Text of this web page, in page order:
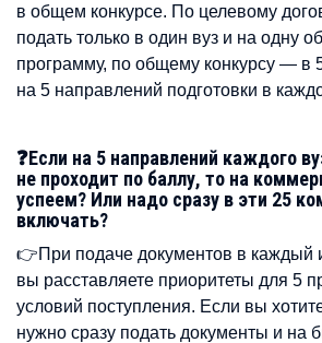
в общем конкурсе. По целевому
подать только в один вуз и на одну
программу, по общему конкурсу — в
на 5 направлений подготовки в
❓Если на 5 направлений каждого
не проходит по баллу, то на
успеем? Или надо сразу в эти 25
включать?
👉При подаче документов в каждый
вы расставляете приоритеты для 5
условий поступления. Если вы
нужно сразу подать документы и на